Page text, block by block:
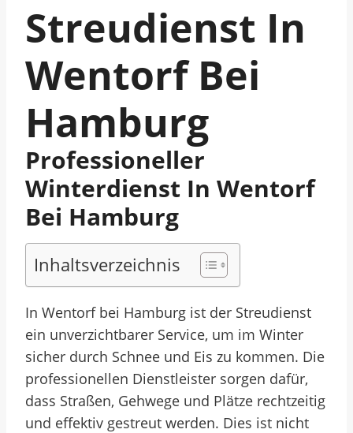
Streudienst In
Wentorf Bei
Hamburg
Professioneller
Winterdienst In Wentorf
Bei Hamburg
Inhaltsverzeichnis
In Wentorf bei Hamburg ist der Streudienst
ein unverzichtbarer Service, um im Winter
sicher durch Schnee und Eis zu kommen. Die
professionellen Dienstleister sorgen dafür,
dass Straßen, Gehwege und Plätze rechtzeitig
und effektiv gestreut werden. Dies ist nicht